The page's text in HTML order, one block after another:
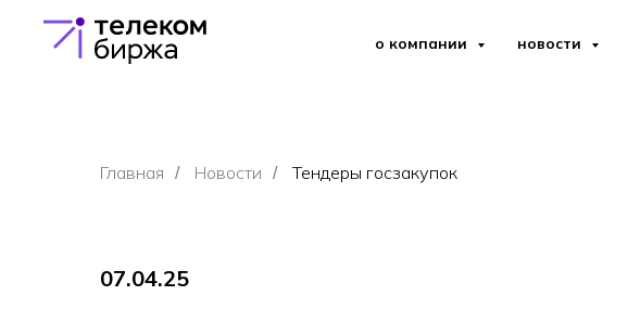
о компании новости
Главная / Новости / Тендеры госзакупок
07.04.25